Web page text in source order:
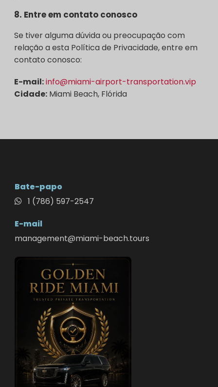
8. Entre em contato conosco
Se tiver alguma dúvida ou preocupação com
relação a esta Política de Privacidade, entre em
contato conosco:
E-mail:info@miami-airport-transportation.vip
Cidade: Miami Beach, Flórida
Bate-papo
1 (786) 597-2547
E-mail
management@miami-beach.tours